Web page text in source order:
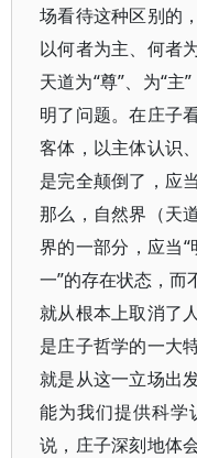
场看待这种区别的
以何者为主、何者
天道为“尊”、为“主
明了问题。在庄子
客体，以主体认识
是完全颠倒了，应
那么，自然界（天
界的一部分，应当“
一”的存在状态，而
就从根本上取消了
是庄子哲学的一大
就是从这一立场出
能为我们提供科学
说，庄子深刻地体